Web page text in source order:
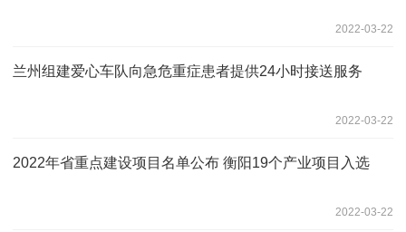
2022-03-22
兰州组建爱心车队向急危重症患者提供24小时接送服务
2022-03-22
2022年省重点建设项目名单公布 衡阳19个产业项目入选
2022-03-22